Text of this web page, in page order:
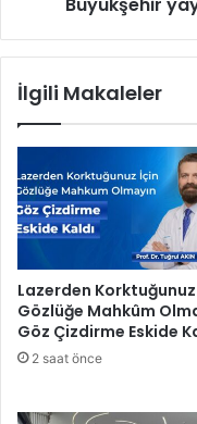
,
u
p
a
n
ı
n
n
r
r
d
a
n
o
l
İlgili Makaleler
Lazerden
Gözlüğe Mahkûm
Göz Çizdirme Eskide
2 saat önce